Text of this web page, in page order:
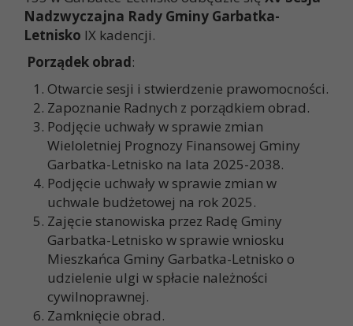
Nadzwyczajna Rady Gminy Garbatka-
Letnisko IX kadencji.
Porządek obrad:
Otwarcie sesji i stwierdzenie prawomocności.
Zapoznanie Radnych z porządkiem obrad.
Podjęcie uchwały w sprawie zmian
Wieloletniej Prognozy Finansowej Gminy
Garbatka-Letnisko na lata 2025-2038.
Podjęcie uchwały w sprawie zmian w
uchwale budżetowej na rok 2025.
Zajęcie stanowiska przez Radę Gminy
Garbatka-Letnisko w sprawie wniosku
Mieszkańca Gminy Garbatka-Letnisko o
udzielenie ulgi w spłacie należności
cywilnoprawnej.
Zamknięcie obrad.